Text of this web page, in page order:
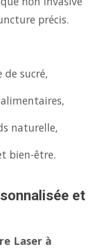
précis.
sucré,
naturelle,
bien-être.
et
Laser à